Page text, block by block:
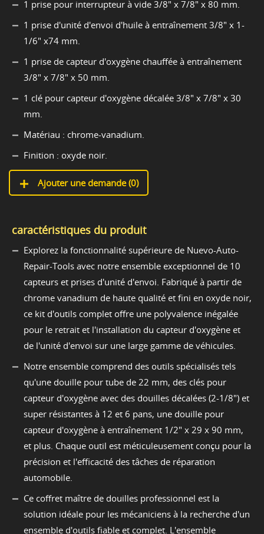
1 prise pour interrupteur à vide 3/8" x 7/8" x 80 mm.
1 prise d'unité d'envoi d'huile à entraînement 3/8" x 1-
1/6" x74 mm.
1 prise de capteur d'oxygène chauffée à entraînement
3/8" x 7/8" x 50 mm.
1 clé pour capteur d'oxygène décalée 3/8" x 7/8" x 30
mm.
Matériau : chrome-vanadium.
Finition : oxyde noir.
Ajouter une demande (0)
caractéristiques du produit
Explorez la fonctionnalité supérieure de Nuevo-Auto-
Repair-Tools avec notre ensemble exceptionnel de 10
capteurs et prises d'unité d'envoi. Fabriqué à partir de
chrome vanadium de haute qualité et fini en oxyde noir,
ce kit d'outils complet offre une polyvalence inégalée
pour le retrait et l'installation du capteur d'oxygène et
de l'unité d'envoi sur une large gamme de véhicules.
Notre ensemble comprend des outils spécialisés tels
qu'une douille pour tube de 22 mm, des clés pour
capteur d'oxygène avec des douilles décalées (2-1/8") et
super résistantes à 12 et 6 pans, une douille pour
capteur d'oxygène à entraînement 1/2" x 29 x 90 mm,
et plus. Chaque outil est méticuleusement conçu pour la
précision et l'efficacité des tâches de réparation
automobile.
Ce coffret maître de douilles professionnel est la
solution idéale pour les mécaniciens à la recherche d'un
ensemble d'outils fiable et complet. L'ensemble